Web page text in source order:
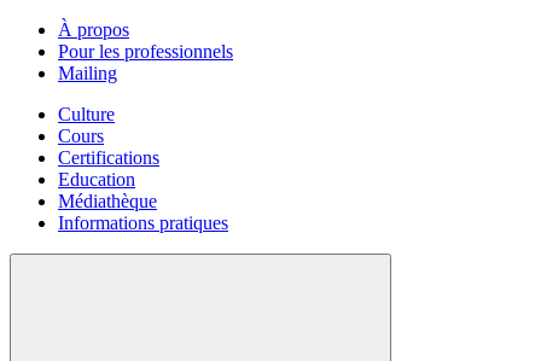
À propos
Pour les professionnels
Mailing
Culture
Cours
Certifications
Education
Médiathèque
Informations pratiques